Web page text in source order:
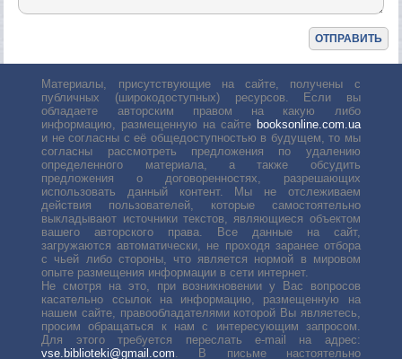
Материалы, присутствующие на сайте, получены с
публичных (широкодоступных) ресурсов. Если вы
обладаете авторским правом на какую либо
информацию, размещенную на сайте booksonline.com.ua
и не согласны с её общедоступностью в будущем, то мы
согласны рассмотреть предложения по удалению
определенного материала, а также обсудить
предложения о договоренностях, разрешающих
использовать данный контент. Мы не отслеживаем
действия пользователей, которые самостоятельно
выкладывают источники текстов, являющиеся объектом
вашего авторского права. Все данные на сайт,
загружаются автоматически, не проходя заранее отбора
с чьей либо стороны, что является нормой в мировом
опыте размещения информации в сети интернет.
Не смотря на это, при возникновении у Вас вопросов
касательно ссылок на информацию, размещенную на
нашем сайте, правообладателями которой Вы являетесь,
просим обращаться к нам с интересующим запросом.
Для этого требуется переслать е-mail на адрес:
vse.biblioteki@gmail.com. В письме настоятельно